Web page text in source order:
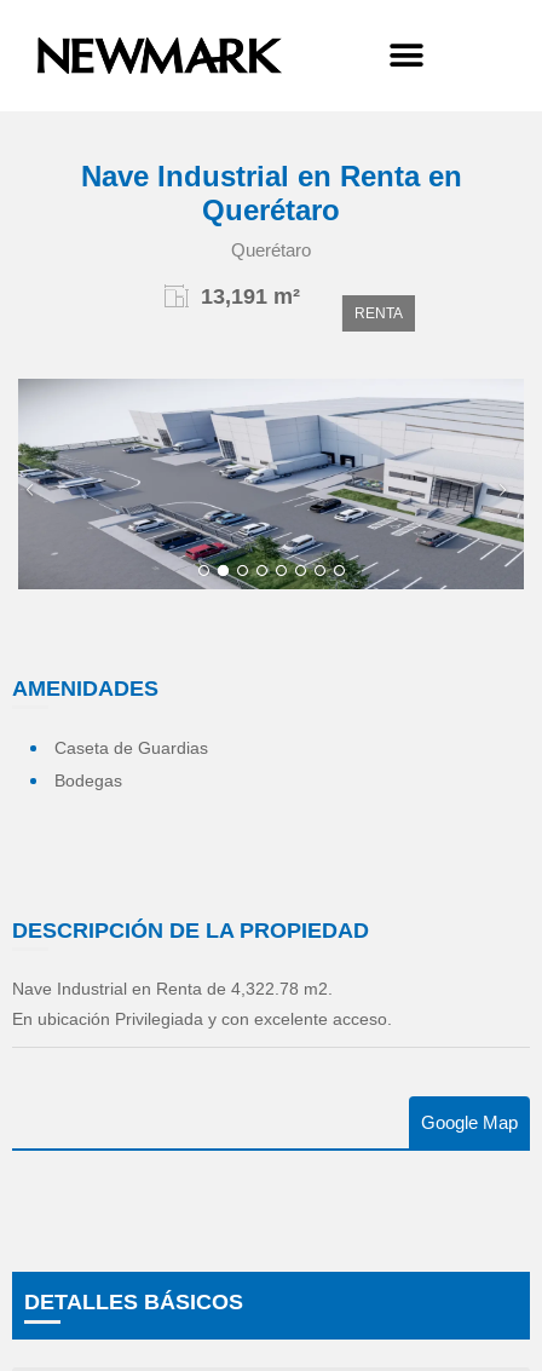
Nave Industrial en Renta en
Querétaro
Querétaro
13,191 m²
RENTA
AMENIDADES
Caseta de Guardias
Bodegas
DESCRIPCIÓN DE LA PROPIEDAD
Nave Industrial en Renta de 4,322.78 m2.
En ubicación Privilegiada y con excelente acceso.
Google Map
DETALLES BÁSICOS